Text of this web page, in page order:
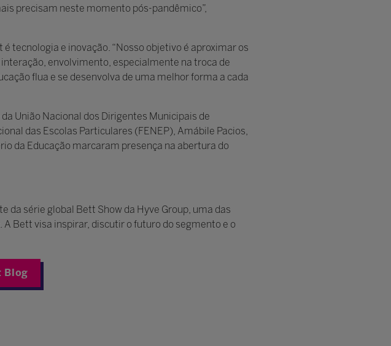
precisam neste momento pós-pandêmico”,
tecnologia e inovação. “Nosso objetivo é aproximar os
envolvimento, especialmente na troca de
flua e se desenvolva de uma melhor forma a cada
União Nacional dos Dirigentes Municipais de
das Escolas Particulares (FENEP), Amábile Pacios,
da Educação marcaram presença na abertura do
da série global Bett Show da Hyve Group, uma das
Bett visa inspirar, discutir o futuro do segmento e o
Blog